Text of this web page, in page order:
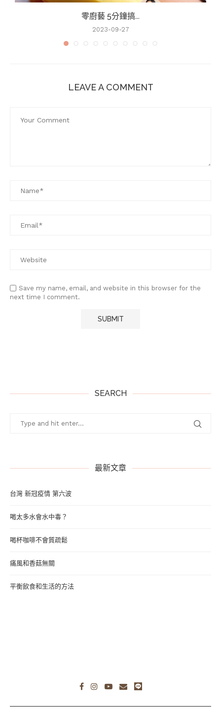
零廚藝 5分鐘搞...
2023-09-27
LEAVE A COMMENT
Save my name, email, and website in this browser for the
next time I comment.
SEARCH
最新文章
台灣 新冠疫情 第六波
喝太多水會水中毒？
喝杯咖啡不會質疏鬆
痛風和香菇無關
平衡飲食和生活的方法